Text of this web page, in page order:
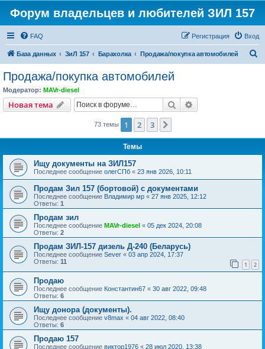
Форум владельцев и любителей ЗИЛ 157
FAQ Вход
Регистрация
База данных ЗиЛ 157 Барахолка Продажа/покупка автомобилей
Продажа/покупка автомобилей
Модератор: MAVr-diesel
Новая тема Поиск
73 темы 1 2 3
Темы
Ищу документы на ЗИЛ157
Последнее сообщение олегСПб « 23 янв 2026, 10:11
Продам Зил 157 (бортовой) с документами
Последнее сообщение Владимир мр « 27 янв 2025, 12:12
Ответы: 1
Продам зил
Последнее сообщение MAVr-diesel « 05 дек 2024, 20:08
Ответы: 2
Продам ЗИЛ-157 дизель Д-240 (Беларусь)
Последнее сообщение Sever « 03 апр 2024, 17:37
Ответы: 11 1 2
Продаю
Последнее сообщение Константин67 « 30 авг 2022, 09:48
Ответы: 6
Ищу донора (документы).
Последнее сообщение v8max « 04 авг 2022, 08:40
Ответы: 6
Продаю 157
Последнее сообщение виктор1976 « 28 июл 2020, 13:38